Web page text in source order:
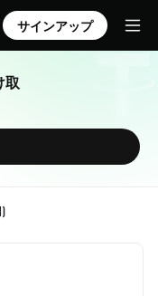
サインアップ
取